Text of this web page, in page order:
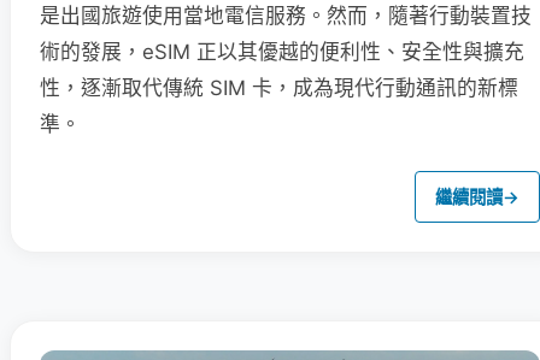
是出國旅遊使用當地電信服務。然而，隨著行動裝置技
術的發展，eSIM 正以其優越的便利性、安全性與擴充
性，逐漸取代傳統 SIM 卡，成為現代行動通訊的新標
準。
繼續閱讀→